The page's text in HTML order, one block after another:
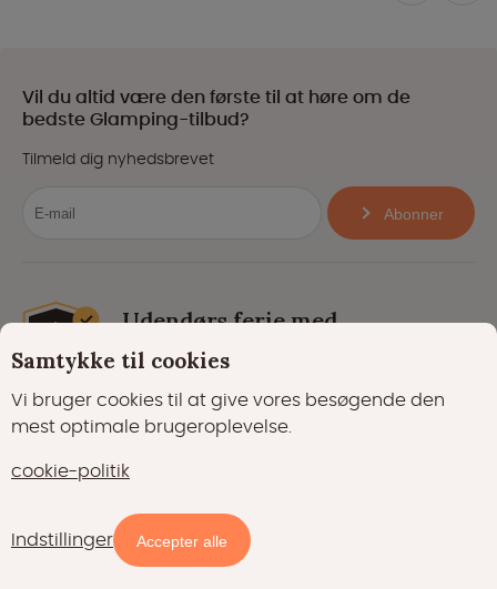
Vil du altid være den første til at høre om de
bedste Glamping-tilbud?
Tilmeld dig nyhedsbrevet
Abonner
Udendørs ferie med
forsikringer
Få mere at vide om de 5 forsikringer fra
Glampings.com
Chat med os
Vi taler Dansk!
Mandag til fredag fra kl. 8.00 til 20.00.
Samtykke til cookies
Vi bruger cookies til at give vores besøgende den
mest optimale brugeroplevelse.
cookie-politik
Indstillinger Accepter alle